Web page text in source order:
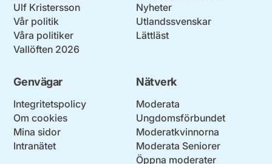
Ulf Kristersson
Vår politik
Våra politiker
Vallöften 2026
Nyheter
Utlandssvenskar
Lättläst
Genvägar
Integritetspolicy
Om cookies
Mina sidor
Intranätet
Nätverk
Moderata
Ungdomsförbundet
Moderatkvinnorna
Moderata Seniorer
Öppna moderater